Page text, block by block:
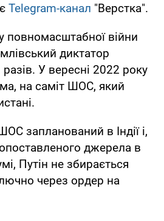
Telegram-канал "Верстка".
повномасштабної війни
диктатор
У вересні 2022 року
на саміт ШОС, який
запланований в Індії і,
джерела в
Путін не збирається
через ордер на